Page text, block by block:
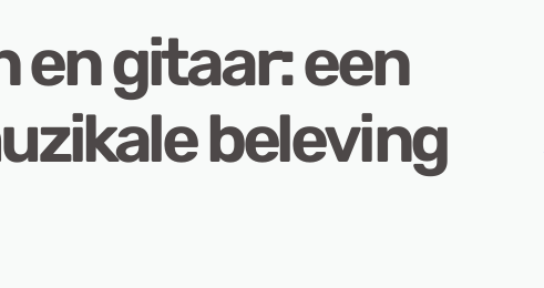
en gitaar: een
beleving